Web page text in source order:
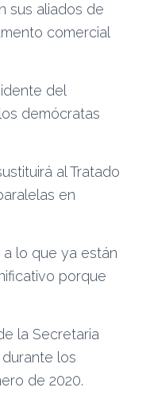
sus aliados de
comercial
del
demócratas
al Tratado
en
a lo que ya están
porque
la Secretaria
los
de 2020.